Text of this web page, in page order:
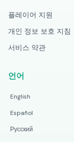
플레이어 지원
개인 정보 보호 지침
서비스 약관
언어
English
Español
Русский